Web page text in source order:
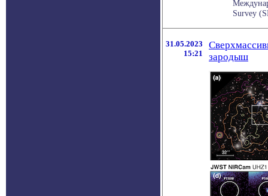
Survey
31.05.2023
15:21
зародыш